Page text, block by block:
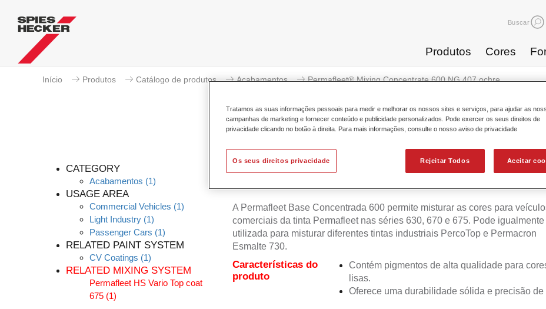
Buscar
Produtos Cores
Início Produtos Catálogo de produtos Acabamentos Permafleet® Mixing Concentrate 600 NG 407 ochre
CATEGORY
Acabamentos (1)
USAGE AREA
Commercial Vehicles (1)
Light Industry (1)
Passenger Cars (1)
RELATED PAINT SYSTEM
CV Coatings (1)
RELATED MIXING SYSTEM
Permafleet HS Vario Top coat
675 (1)
Permafleet® Mixing Concentrate
A Permafleet Base Concentrada 600 permite misturar as cores para
comerciais da tinta Permafleet nas séries 630, 670 e 675. Pode igualmente
utilizada para misturar diferentes tintas industriais PercoTop e Permacron
Esmalte 730.
Características do
produto
Contém pigmentos de alta qualidade para
lisas.
Oferece uma durabilidade sólida e precisão de
Tratamos as suas informações pessoais para medir e melhorar os nossos sites e serviços, para ajudar as
campanhas de marketing e fornecer conteúdo e publicidade personalizados. Pode exercer os seus direitos de
privacidade clicando no botão à direita. Para mais informações, consulte o nosso aviso de privacidade
Rejeitar Todos Aceitar
Os seus direitos privacidade